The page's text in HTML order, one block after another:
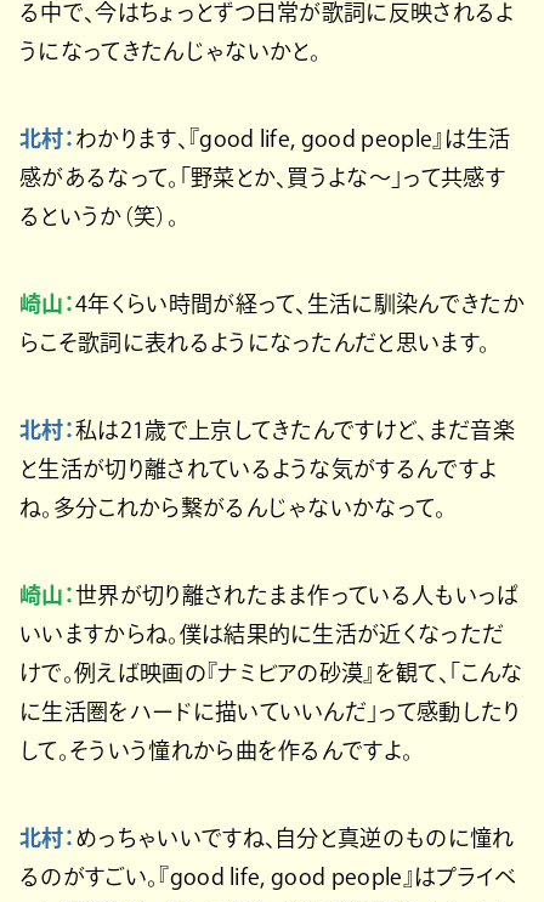
る中で、今はちょっとずつ日常が歌詞に反映されるよ
うになってきたんじゃないかと。
北村： わかります、『good life, good people』は生活
感があるなって。「野菜とか、買うよな〜」って共感す
るというか（笑）。
崎山：4年くらい時間が経って、生活に馴染んできたか
らこそ歌詞に表れるようになったんだと思います。
北村：私は21歳で上京してきたんですけど、まだ音楽
と生活が切り離されているような気がするんですよ
ね。多分これから繋がるんじゃないかなって。
崎山：世界が切り離されたまま作っている人もいっぱ
いいますからね。僕は結果的に生活が近くなっただ
けで。例えば映画の『ナミビアの砂漠』を観て、「こんな
に生活圏をハードに描いていいんだ」って感動したり
して。そういう憧れから曲を作るんですよ。
北村： めっちゃいいですね、自分と真逆のものに憧れ
るのがすごい。『good life, good people』はプライベ